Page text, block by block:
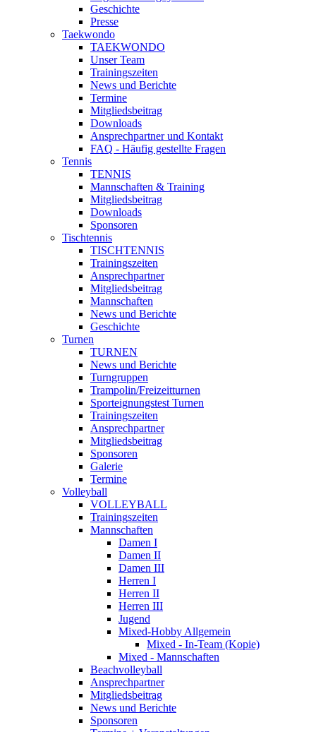
Geschichte
Presse
Taekwondo
TAEKWONDO
Unser Team
Trainingszeiten
News und Berichte
Termine
Mitgliedsbeitrag
Downloads
Ansprechpartner und Kontakt
FAQ - Häufig gestellte Fragen
Tennis
TENNIS
Mannschaften & Training
Mitgliedsbeitrag
Downloads
Sponsoren
Tischtennis
TISCHTENNIS
Trainingszeiten
Ansprechpartner
Mitgliedsbeitrag
Mannschaften
News und Berichte
Geschichte
Turnen
TURNEN
News und Berichte
Turngruppen
Trampolin/Freizeitturnen
Sporteignungstest Turnen
Trainingszeiten
Ansprechpartner
Mitgliedsbeitrag
Sponsoren
Galerie
Termine
Volleyball
VOLLEYBALL
Trainingszeiten
Mannschaften
Damen I
Damen II
Damen III
Herren I
Herren II
Herren III
Jugend
Mixed-Hobby Allgemein
Mixed - In-Team (Kopie)
Mixed - Mannschaften
Beachvolleyball
Ansprechpartner
Mitgliedsbeitrag
News und Berichte
Sponsoren